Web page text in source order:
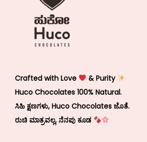
Crafted with Love
& Purity
Huco Chocolates 100% Natural.
ಸಿಹಿ ಕ್ಷಣಗಳು, Huco Chocolates ಜೊತೆ.
ರುಚಿ ಮಾತ್ರವಲ್ಲ, ನೆನಪು ಕೂಡ